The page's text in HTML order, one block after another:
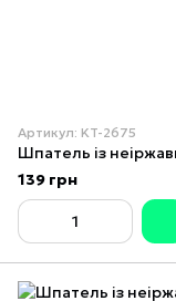
Артикул: KT-2675
139 грн